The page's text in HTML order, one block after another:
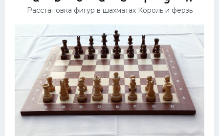
Расстановка фигур в шахматах Король и ферзь